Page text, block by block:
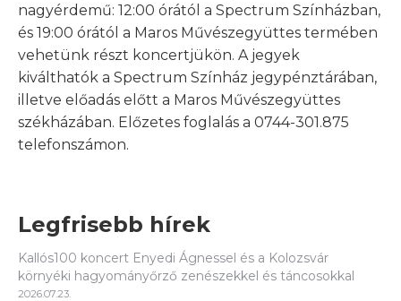
nagyérdemű: 12:00 órától a Spectrum Színházban,
és 19:00 órától a Maros Művészegyüttes termében
vehetünk részt koncertjükön. A jegyek
kiválthatók a Spectrum Színház jegypénztárában,
illetve előadás előtt a Maros Művészegyüttes
székházában. Előzetes foglalás a 0744-301.875
telefonszámon.
Legfrisebb hírek
Kallós100 koncert Enyedi Ágnessel és a Kolozsvár
környéki hagyományőrző zenészekkel és táncosokkal
2026.07.23.